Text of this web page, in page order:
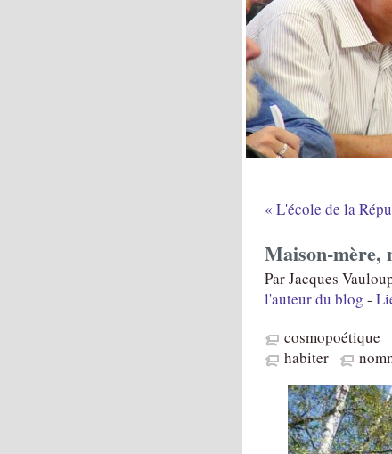
« L'école de la
Maison-mère,
Par Jacques
l'auteur du blog -
cosmopoétique
habiter